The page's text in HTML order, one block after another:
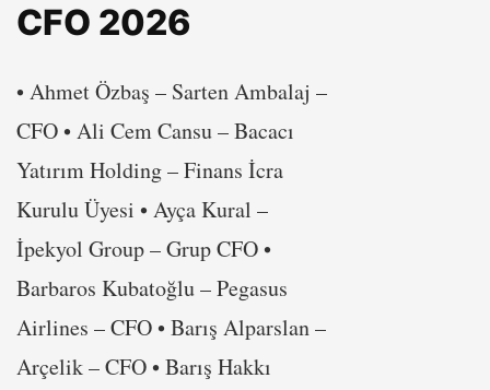
CFO 2026
• Ahmet Özbaş – Sarten Ambalaj –
CFO • Ali Cem Cansu – Bacacı
Yatırım Holding – Finans İcra
Kurulu Üyesi • Ayça Kural –
İpekyol Group – Grup CFO •
Barbaros Kubatoğlu – Pegasus
Airlines – CFO • Barış Alparslan –
Arçelik – CFO • Barış Hakkı